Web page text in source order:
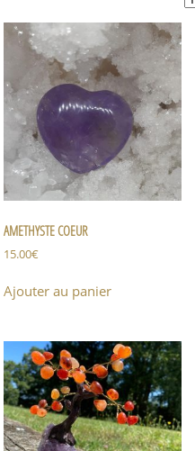
AMETHYSTE COEUR
15.00€
Ajouter au panier